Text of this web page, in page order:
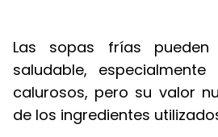
Las sopas frías
saludable,
calurosos, pero su valor
de los ingredientes